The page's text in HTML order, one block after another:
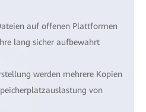
auf offenen Plattformen
lang sicher aufbewahrt
werden mehrere Kopien
von